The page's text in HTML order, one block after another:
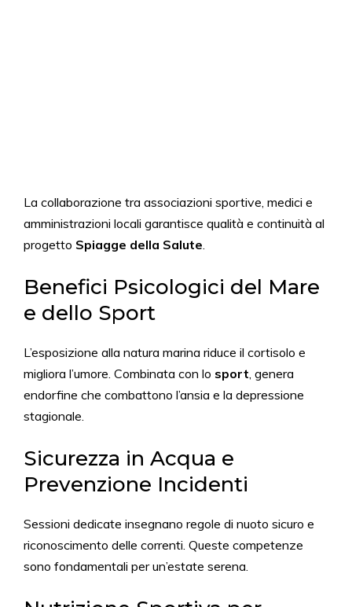
La collaborazione tra associazioni sportive, medici e
amministrazioni locali garantisce qualità e continuità al
progetto Spiagge della Salute.
Benefici Psicologici del Mare
e dello Sport
L’esposizione alla natura marina riduce il cortisolo e
migliora l’umore. Combinata con lo sport, genera
endorfine che combattono l’ansia e la depressione
stagionale.
Sicurezza in Acqua e
Prevenzione Incidenti
Sessioni dedicate insegnano regole di nuoto sicuro e
riconoscimento delle correnti. Queste competenze
sono fondamentali per un’estate serena.